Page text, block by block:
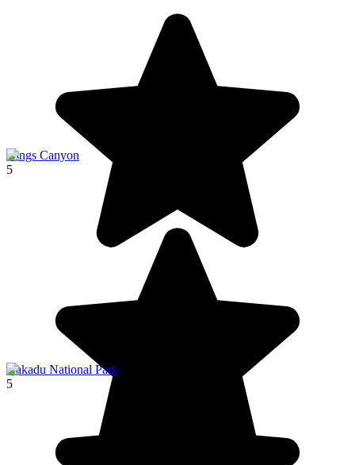
Kings Canyon
5
Kakadu National Park
5